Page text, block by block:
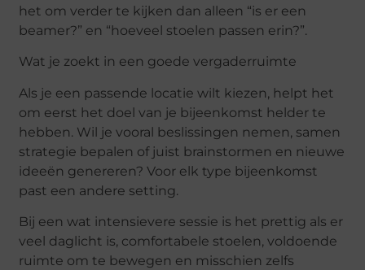
het om verder te kijken dan alleen “is er een
beamer?” en “hoeveel stoelen passen erin?”.
Wat je zoekt in een goede vergaderruimte
Als je een passende locatie wilt kiezen, helpt het
om eerst het doel van je bijeenkomst helder te
hebben. Wil je vooral beslissingen nemen, samen
strategie bepalen of juist brainstormen en nieuwe
ideeën genereren? Voor elk type bijeenkomst
past een andere setting.
Bij een wat intensievere sessie is het prettig als er
veel daglicht is, comfortabele stoelen, voldoende
ruimte om te bewegen en misschien zelfs